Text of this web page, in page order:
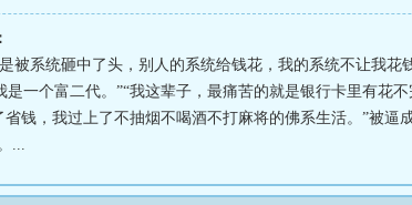
的三贼
被系统砸中了头，别人的系统给钱花，我的系统不让我花
是一个富二代。”“我这辈子，最痛苦的就是银行卡里有花
省钱，我过上了不抽烟不喝酒不打麻将的佛系生活。”被逼
...